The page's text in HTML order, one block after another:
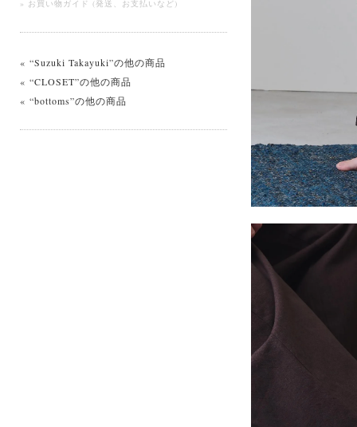
» お買い物ガイド (発送、お支払いなど)
« “Suzuki Takayuki”の他の商品
« “CLOSET”の他の商品
« “bottoms”の他の商品